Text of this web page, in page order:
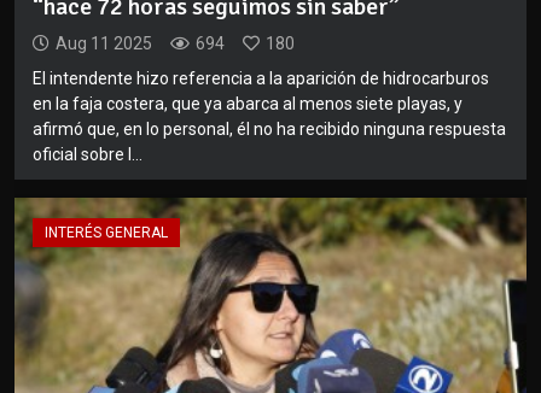
“hace 72 horas seguimos sin saber”
Aug 11 2025 694
180
El intendente hizo referencia a la aparición de hidrocarburos
en la faja costera, que ya abarca al menos siete playas, y
afirmó que, en lo personal, él no ha recibido ninguna respuesta
oficial sobre l...
INTERÉS GENERAL